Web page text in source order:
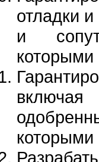
отладки
и
которыми
которыми